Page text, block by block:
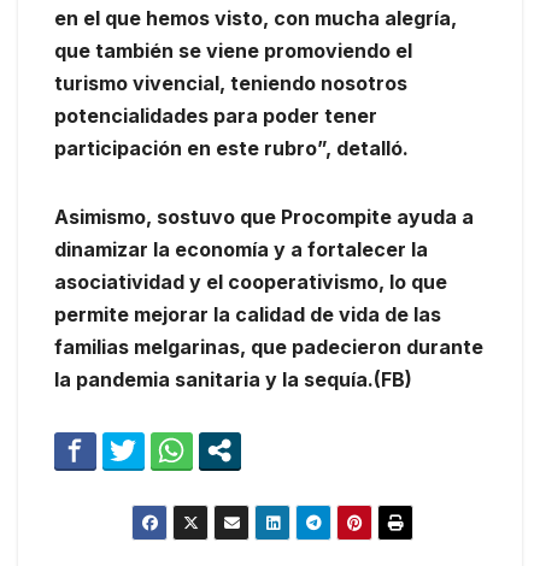
en el que hemos visto, con mucha alegría,
que también se viene promoviendo el
turismo vivencial, teniendo nosotros
potencialidades para poder tener
participación en este rubro”, detalló.
Asimismo, sostuvo que Procompite ayuda a
dinamizar la economía y a fortalecer la
asociatividad y el cooperativismo, lo que
permite mejorar la calidad de vida de las
familias melgarinas, que padecieron durante
la pandemia sanitaria y la sequía.(FB)